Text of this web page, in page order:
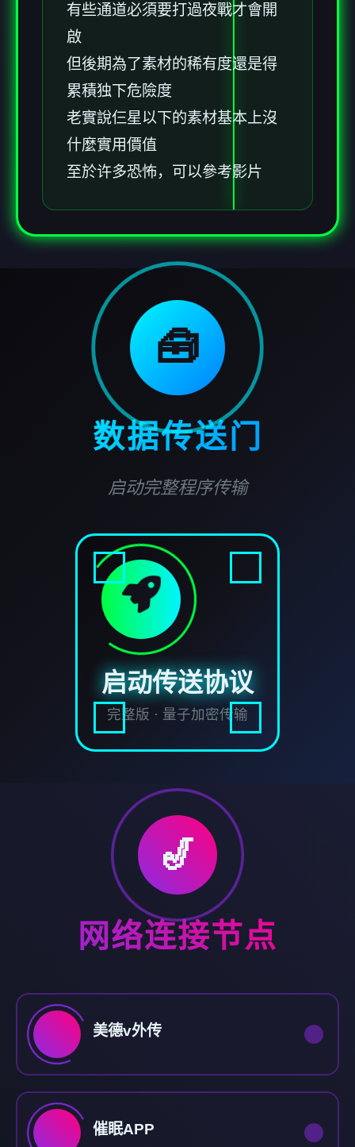
有些通道必須要打過夜戰才會開
啟
但後期為了素材的稀有度還是得
累積独下危險度
老實說仨星以下的素材基本上沒
什麼實用價值
至於许多恐怖，可以參考影片
🧰
数据传送门
启动完整程序传输
启动传送协议
完整版 · 量子加密传输
🎷
网络连接节点
美德v外传
催眠APP